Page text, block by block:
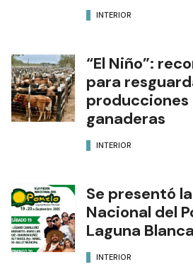
INTERIOR
“El Niño”:
para
ganaderas
INTERIOR
Se presentó
Nacional del
Laguna Blanca
INTERIOR